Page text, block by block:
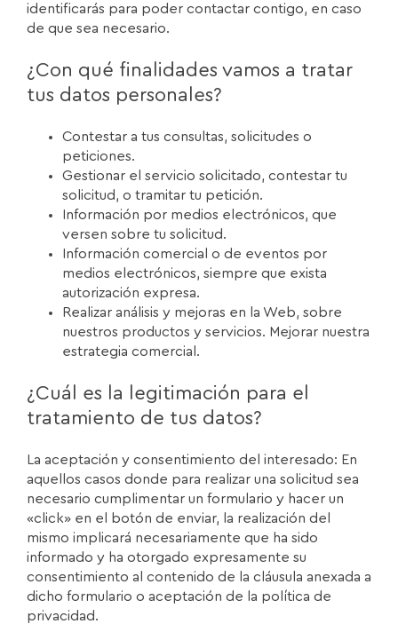
identificarás para poder contactar contigo, en caso
de que sea necesario.
¿Con qué finalidades vamos a tratar
tus datos personales?
Contestar a tus consultas, solicitudes o
peticiones.
Gestionar el servicio solicitado, contestar tu
solicitud, o tramitar tu petición.
Información por medios electrónicos, que
versen sobre tu solicitud.
Información comercial o de eventos por
medios electrónicos, siempre que exista
autorización expresa.
Realizar análisis y mejoras en la Web, sobre
nuestros productos y servicios. Mejorar nuestra
estrategia comercial.
¿Cuál es la legitimación para el
tratamiento de tus datos?
La aceptación y consentimiento del interesado: En
aquellos casos donde para realizar una solicitud sea
necesario cumplimentar un formulario y hacer un
«click» en el botón de enviar, la realización del
mismo implicará necesariamente que ha sido
informado y ha otorgado expresamente su
consentimiento al contenido de la cláusula anexada a
dicho formulario o aceptación de la política de
privacidad.